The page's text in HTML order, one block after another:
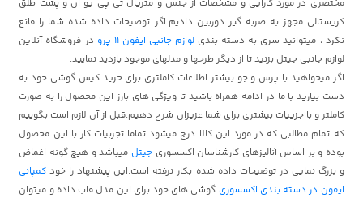
مختصری در مورد کارایی و مشخصات از جنس و متریال تی پی یو آن و پشت طلق
کریستالی مجهز به ضربه گیر دوربین دادیم.اگر توضیحات داده شده شما را قانع
نکرد ، میتوانید سری به دسته بندی لوازم جانبی ایفون 11 پرو
در فروشگاه آنلاین
لوازم جانبی جیتل بزنید تا از دیگر طرحها و مدلهای موجود بازدید نمایید.
اگر میخواهید با پرس و جو بیشتر اطلاعات کاملتری برای خرید کیس گوشی خود به
دست بیارید با ما در ادامه همراه باشید تا ویژگی های بارز این محصول را به صورت
کاملتر و با جزییات بیشتری برای شما عزیزان شرح دهیم.قبل از آن لازم است بگوییم
که تمام مطالبی که در مورد این کالا درج میشود تماما تجربیات کار با این محصول
بوده و بر اساس آنالیزهای کارشناسان اکسسوریجیتل میباشد و هیچ گونه اغماض
و بزرگ نمایی در توضیحات داده شده بکار نرفته است.این پیشنهاد را خود کمپانی
ایفون در دسته بندی اکسسوری گوشی های خود برای این مدل قاب داده و میتوان